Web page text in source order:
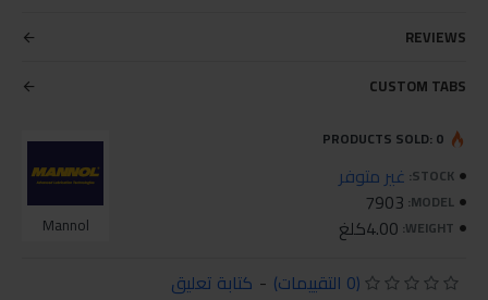
REVIEWS
CUSTOM TABS
STOCK: غير متوفر
MODEL:
7903
WEIGHT: 4.00كلغ Mannol
PRODUCTS SOLD: 0
(0 التقييمات) - كتابة تعليق